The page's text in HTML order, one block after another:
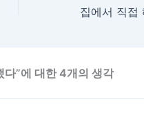
다”에 대한 4개의 생각